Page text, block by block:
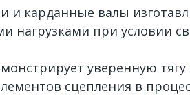
и карданные валы
нагрузками при условии
уверенную
сцепления в